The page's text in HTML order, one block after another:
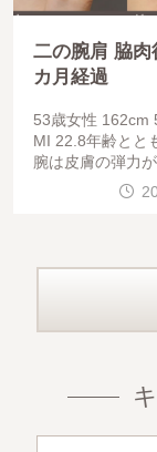
二の腕肩 脇肉
カ月経過
53歳女性 162cm
MI 22.8年齢とと
腕は皮膚の弾力が
ため、若い方と
吸引を行うと、